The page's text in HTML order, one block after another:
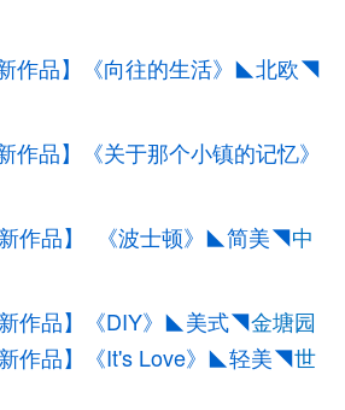
新作品】《向往的生活》◣北欧◥
作品】《关于那个小镇的记忆》
新作品】 《波士顿》◣简美◥中
作品】《DIY》◣美式◥金塘园
新作品】《It's Love》◣轻美◥世